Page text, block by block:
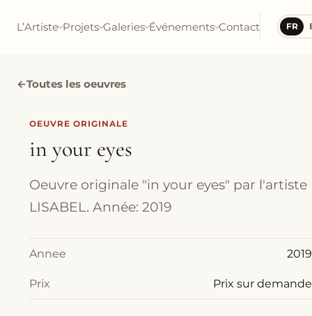
L’Artiste Projets Galeries Événements Contact FR
←Toutes les oeuvres
OEUVRE ORIGINALE
in your eyes
Oeuvre originale "in your eyes" par l'artiste
LISABEL. Année: 2019
Annee 2019
Prix Prix sur demande